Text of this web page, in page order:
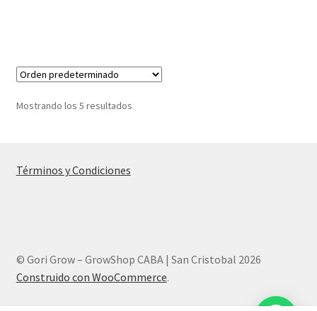
Mostrando los 5 resultados
Términos y Condiciones
© Gori Grow – GrowShop CABA | San Cristobal 2026
Construido con WooCommerce.